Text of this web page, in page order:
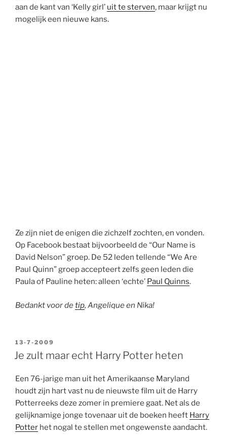
aan de kant van ‘Kelly girl’ uit te sterven, maar krijgt nu
mogelijk een nieuwe kans.
Ze zijn niet de enigen die zichzelf zochten, en vonden.
Op Facebook bestaat bijvoorbeeld de “Our Name is
David Nelson” groep. De 52 leden tellende “We Are
Paul Quinn” groep accepteert zelfs geen leden die
Paula of Pauline heten: alleen ‘echte’ Paul Quinns.
Bedankt voor detip, Angelique en Nika!
GEPLAATST
OP
13-7-2009
Je zult maar echt Harry Potter heten
Een 76-jarige man uit het Amerikaanse Maryland
houdt zijn hart vast nu de nieuwste film uit de Harry
Potterreeks deze zomer in premiere gaat. Net als de
gelijknamige jonge tovenaar uit de boeken heeft Harry
Potter het nogal te stellen met ongewenste aandacht.